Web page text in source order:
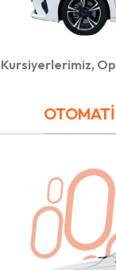
Kursiyerlerimiz,